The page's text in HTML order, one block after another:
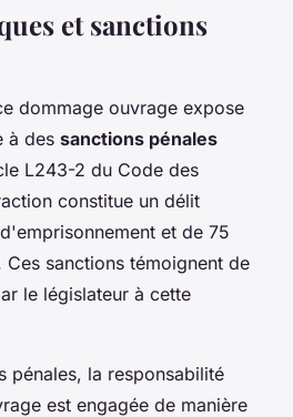
et sanctions
dommage ouvrage expose
à des sanctions pénales
L243-2 du Code des
constitue un délit
et de 75
sanctions témoignent de
le législateur à cette
pénales, la responsabilité
est engagée de manière